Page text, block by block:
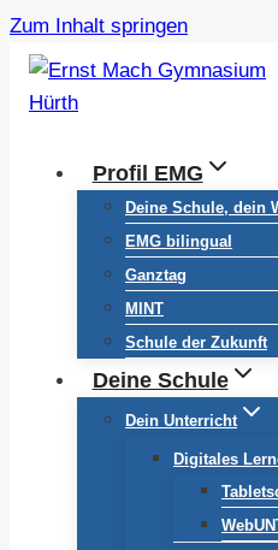
Zum Inhalt springen
Profil EMG
Deine Schule, dein
EMG bilingual
Ganztag
MINT
Schule der Zukunft
Deine Schule
Dein Unterricht
Digitales